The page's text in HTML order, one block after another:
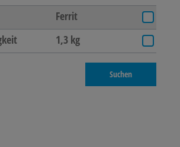
Ferrit
1,3 kg
Suchen